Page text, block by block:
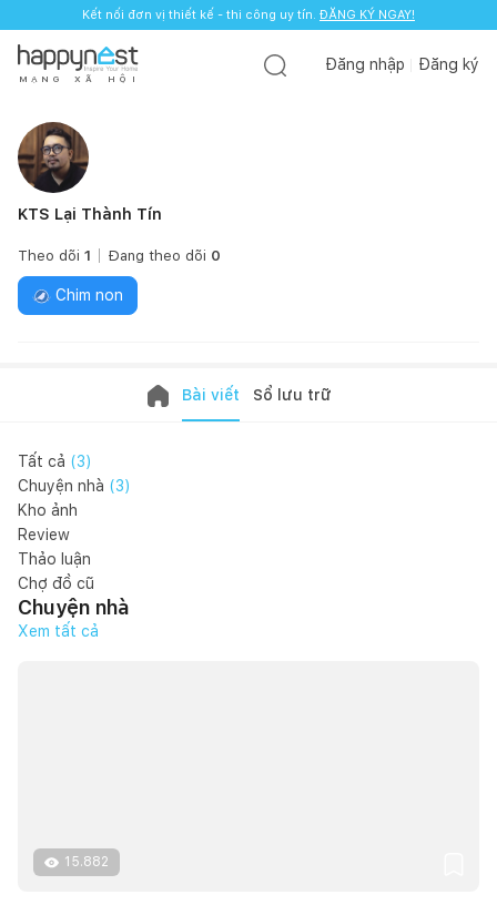
Kết nối đơn vị thiết kế - thi công uy tín. ĐĂNG KÝ NGAY!
M Ạ N G X Ã H Ộ I
Đăng nhập Đăng ký
KTS Lại Thành Tín
Theo dõi 1 Đang theo dõi 0
Chim non
Bài viết Sổ lưu trữ
Tất cả (3)
Chuyện nhà (3)
Kho ảnh
Review
Thảo luận
Chợ đồ cũ
Chuyện nhà
Xem tất cả
15.882